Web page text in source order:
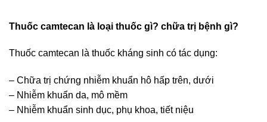
Thuốc camtecan là loại thuốc gì? chữa trị bệnh gì?
Thuốc camtecan là thuốc kháng sinh có tác dụng:
– Chữa trị chứng nhiễm khuẩn hô hấp trên, dưới
– Nhiễm khuẩn da, mô mềm
– Nhiễm khuẩn sinh dục, phụ khoa, tiết niệu